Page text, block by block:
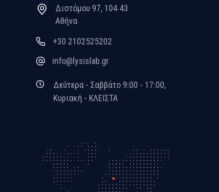
Διστόμου 97, 104 43
Αθήνα
+30 2102525202
info@lysislab.gr
Δεύτερα - Σαββάτο 9:00 - 17:00,
Κυριακή - ΚΛΕΙΣΤΑ